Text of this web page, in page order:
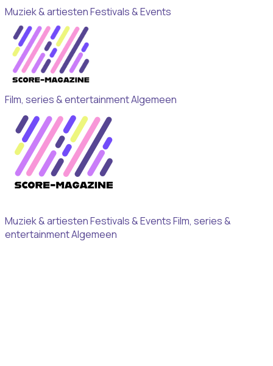
Muziek & artiestenFestivals & Events
Film, series & entertainmentAlgemeen
Muziek & artiestenFestivals & EventsFilm, series &
entertainmentAlgemeen